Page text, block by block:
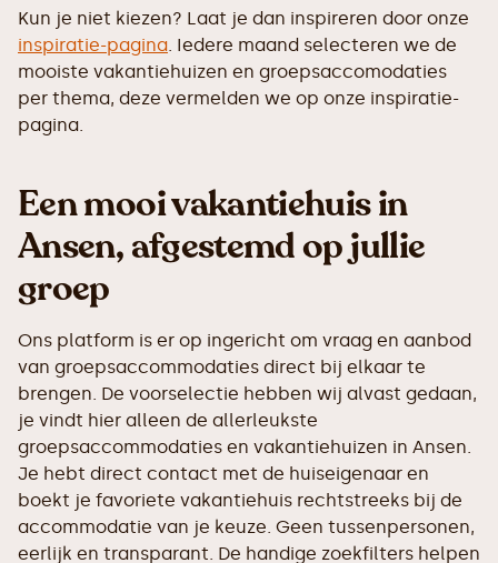
Kun je niet kiezen? Laat je dan inspireren door onze
inspiratie-pagina. Iedere maand selecteren we de
mooiste vakantiehuizen en groepsaccomodaties
per thema, deze vermelden we op onze inspiratie-
pagina.
Een mooi vakantiehuis in
Ansen, afgestemd op jullie
groep
Ons platform is er op ingericht om vraag en aanbod
van groepsaccommodaties direct bij elkaar te
brengen. De voorselectie hebben wij alvast gedaan,
je vindt hier alleen de allerleukste
groepsaccommodaties en vakantiehuizen in Ansen.
Je hebt direct contact met de huiseigenaar en
boekt je favoriete vakantiehuis rechtstreeks bij de
accommodatie van je keuze. Geen tussenpersonen,
eerlijk en transparant. De handige zoekfilters helpen